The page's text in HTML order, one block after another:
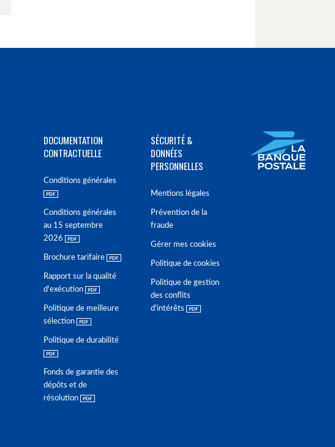
DOCUMENTATION
CONTRACTUELLE
Conditions générales
Conditions générales
au 15 septembre
2026
Brochure tarifaire
Rapport sur la qualité
d'exécution
Politique de meilleure
sélection
Politique de durabilité
Fonds de garantie des
dépôts et de
résolution
SÉCURITÉ &
DONNÉES
PERSONNELLES
Mentions légales
Prévention de la
fraude
Gérer mes cookies
Politique de cookies
Politique de gestion
des conflits
d'intérêts